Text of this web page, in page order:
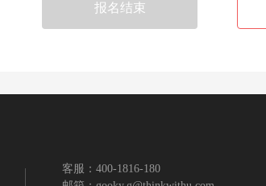
报名结束
客服：400-1816-180